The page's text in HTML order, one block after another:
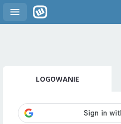
LOGOWANIE